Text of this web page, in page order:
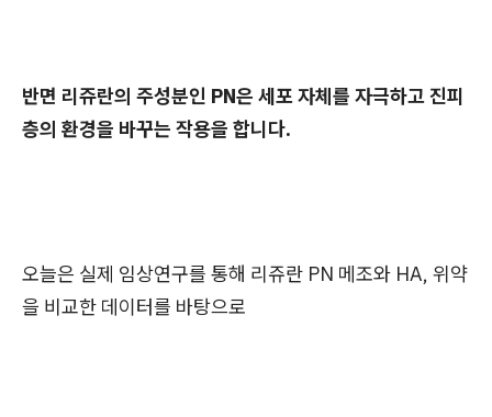
반면 리쥬란의 주성분인 PN은 세포 자체를 자극하고 진피
층의 환경을 바꾸는 작용을 합니다.
오늘은 실제 임상연구를 통해 리쥬란 PN 메조와 HA, 위약
을 비교한 데이터를 바탕으로